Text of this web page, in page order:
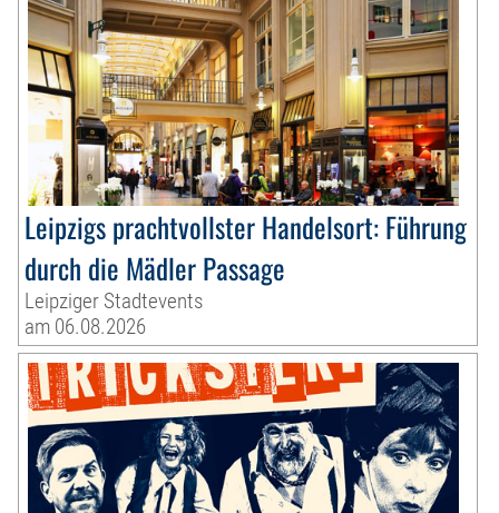
Leipzigs prachtvollster Handelsort: Führung
durch die Mädler Passage
Leipziger Stadtevents
am 06.08.2026